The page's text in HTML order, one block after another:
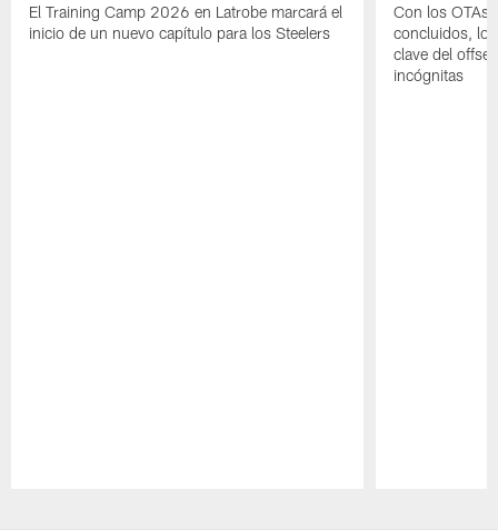
El Training Camp 2026 en Latrobe marcará el
inicio de un nuevo capítulo para los Steelers
Con los OTAs
concluidos,
clave del
incógnitas